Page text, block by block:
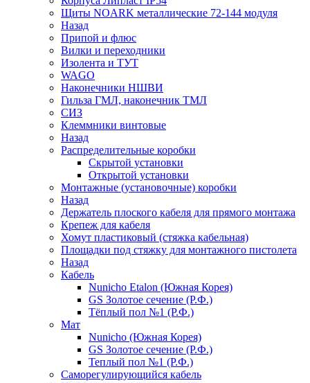
Щиты NOARK металлические 72-144 модуля
Назад
Припой и флюс
Вилки и переходники
Изолента и ТУТ
WAGO
Наконечники НШВИ
Гильза ГМЛ, наконечник ТМЛ
СИЗ
Клеммники винтовые
Назад
Распределительные коробки
Скрытой установки
Открытой установки
Монтажные (установочные) коробки
Назад
Держатель плоского кабеля для прямого монтажа
Крепеж для кабеля
Хомут пластиковый (стяжка кабельная)
Площадки под стяжку для монтажного пистолета
Назад
Кабель
Nunicho Etalon (Южная Корея)
GS Золотое сечение (Р.Ф.)
Тёплый пол №1 (Р.Ф.)
Мат
Nunicho (Южная Корея)
GS Золотое сечение (Р.Ф.)
Теплый пол №1 (Р.Ф.)
Саморегулирующийся кабель